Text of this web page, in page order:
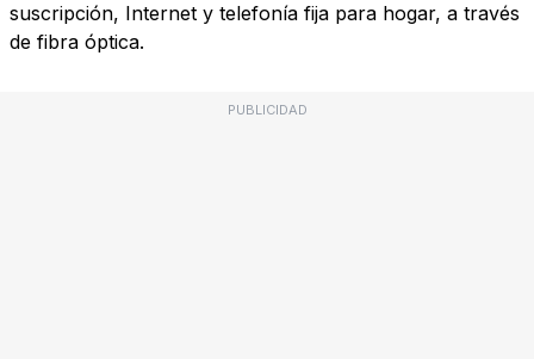
suscripción, Internet y telefonía fija para hogar, a través
de fibra óptica.
PUBLICIDAD